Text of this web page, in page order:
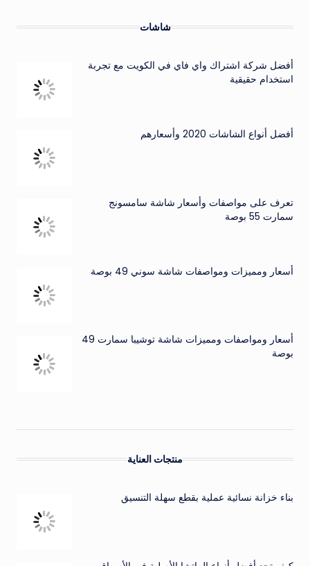
شاشات
أفضل شركة اشتراك واي فاي في الكويت مع تجربة
استخدام حقيقية
أفضل أنواع الشاشات 2020 وأسعارهم
تعرف على مواصفات وأسعار شاشة سامسونج
سمارت 55 بوصة
أسعار ومميزات ومواصفات شاشة سوني 49 بوصة
أسعار ومواصفات ومميزات شاشة توشيبا سمارت 49
بوصة
منتجات العناية
بناء خزانة نسائية عملية بقطع سهلة التنسيق